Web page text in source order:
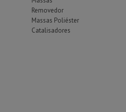
Removedor
Massas Poliéster
Catalisadores